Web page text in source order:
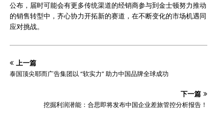
公布，届时可能会有更多传统渠道的经销商参与到金士顿努力推动
的销售转型中，齐心协力开拓新的赛道，在不断变化的市场机遇同
应对挑战。
上一篇
泰国顶尖耶而广告集团以 “软实力” 助力中国品牌全球成功
下一篇
挖掘利润潜能：合思即将发布中国企业差旅管控分析报告！